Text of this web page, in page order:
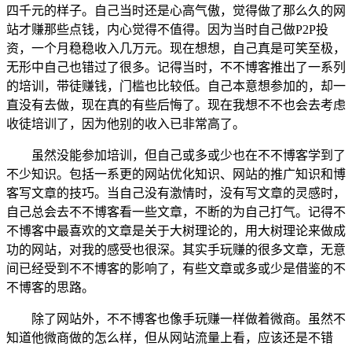
四千元的样子。自己当时还是心高气傲，觉得做了那么久的网
站才赚那些点钱，内心觉得不值得。因为当时自己做P2P投
资，一个月稳稳收入几万元。现在想想，自己真是可笑至极，
无形中自己也错过了很多。记得当时，不不博客推出了一系列
的培训，带徒赚钱，门槛也比较低。自己本意想参加的，却一
直没有去做，现在真的有些后悔了。现在我想不不也会去考虑
收徒培训了，因为他别的收入已非常高了。
虽然没能参加培训，但自己或多或少也在不不博客学到了
不少知识。包括一系更的网站优化知识、网站的推广知识和博
客写文章的技巧。当自己没有激情时，没有写文章的灵感时，
自己总会去不不博客看一些文章，不断的为自己打气。记得不
不博客中最喜欢的文章是关于大树理论的， 用大树理论来做成
功的网站，对我的感受也很深。其实手玩赚的很多文章，无意
间已经受到不不博客的影响了，有些文章或多或少是借鉴的不
不博客的思路。
除了网站外，不不博客也像手玩赚一样做着微商。虽然不
知道他微商做的怎么样，但从网站流量上看，应该还是不错